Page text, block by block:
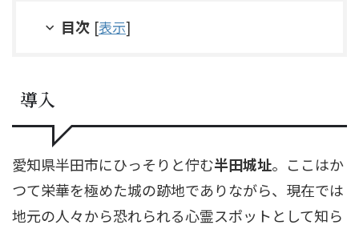
目次 [表示]
導入
愛知県半田市にひっそりと佇む半田城址。ここはか
つて栄華を極めた城の跡地でありながら、現在では
地元の人々から恐れられる心霊スポットとして知ら